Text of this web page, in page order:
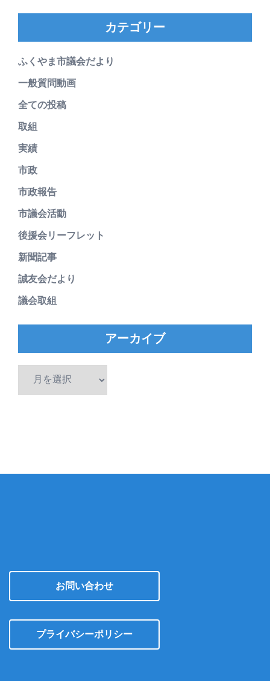
カテゴリー
ふくやま市議会だより
一般質問動画
全ての投稿
取組
実績
市政
市政報告
市議会活動
後援会リーフレット
新聞記事
誠友会だより
議会取組
アーカイブ
お問い合わせ
プライバシーポリシー